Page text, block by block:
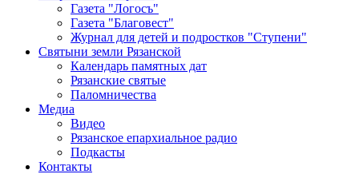
Газета "Логосъ"
Газета "Благовест"
Журнал для детей и подростков "Ступени"
Святыни земли Рязанской
Календарь памятных дат
Рязанские святые
Паломничества
Медиа
Видео
Рязанское епархиальное радио
Подкасты
Контакты